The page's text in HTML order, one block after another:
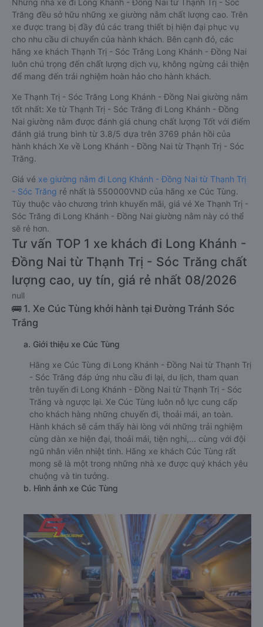
Những nhà xe đi Long Khánh - Đồng Nai từ Thạnh Trị - Sóc
Trăng đều sở hữu những xe giường nằm chất lượng cao. Trên
xe được trang bị đầy đủ các trang thiết bị hiện đại phục vụ
cho nhu cầu di chuyển của hành khách. Bên cạnh đó, các
hãng xe khách Thạnh Trị - Sóc Trăng Long Khánh - Đồng Nai
luôn chú trọng đến chất lượng dịch vụ, không ngừng cải thiện
để mang đến trải nghiệm hoàn hảo cho hành khách.
Xe Thạnh Trị - Sóc Trăng Long Khánh - Đồng Nai giường nằm
tốt nhất: Xe từ Thạnh Trị - Sóc Trăng đi Long Khánh - Đồng
Nai giường nằm được đánh giá chung chất lượng Tốt với điểm
đánh giá trung bình từ 3.8/5 dựa trên 3769 phản hồi của
hành khách Xe về Long Khánh - Đồng Nai từ Thạnh Trị - Sóc
Trăng.
Giá vé xe giường nằm đi Long Khánh - Đồng Nai từ Thạnh Trị
- Sóc Trăng rẻ nhất là 550000VND của hãng xe Cúc Tùng.
Tùy thuộc vào chương trình khuyến mãi, giá vé Xe Thạnh Trị -
Sóc Trăng đi Long Khánh - Đồng Nai giường nằm này có thể
sẽ rẻ hơn.
Tư vấn TOP 1 xe khách đi Long Khánh -
Đồng Nai từ Thạnh Trị - Sóc Trăng chất
lượng cao, uy tín, giá rẻ nhất 08/2026
null
🚌 1. Xe Cúc Tùng khởi hành tại Đường Tránh Sóc
Trắng
a. Giới thiệu xe Cúc Tùng
Hãng xe Cúc Tùng đi Long Khánh - Đồng Nai từ Thạnh Trị
- Sóc Trăng đáp ứng nhu cầu đi lại, du lịch, tham quan
trên tuyến đi Long Khánh - Đồng Nai từ Thạnh Trị - Sóc
Trăng và ngược lại. Xe Cúc Tùng luôn nỗ lực cung cấp
cho khách hàng những chuyến đi, thoải mái, an toàn.
Hành khách sẽ cảm thấy hài lòng với những trải nghiệm
cùng dàn xe hiện đại, thoải mái, tiện nghi,... cùng với đội
ngũ nhân viên nhiệt tình. Hãng xe khách Cúc Tùng rất
mong sẽ là một trong những nhà xe được quý khách yêu
chuộng và tin tưởng.
b. Hình ảnh xe Cúc Tùng